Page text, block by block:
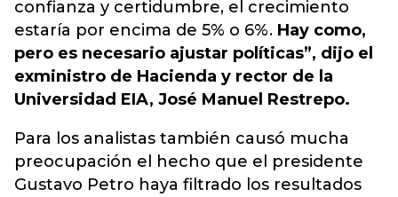
confianza y certidumbre, el crecimiento
estaría por encima de 5% o 6%. Hay como,
pero es necesario ajustar políticas”, dijo el
exministro de Hacienda y rector de la
Universidad EIA, José Manuel Restrepo.
Para los analistas también causó mucha
preocupación el hecho que el presidente
Gustavo Petro haya filtrado los resultados